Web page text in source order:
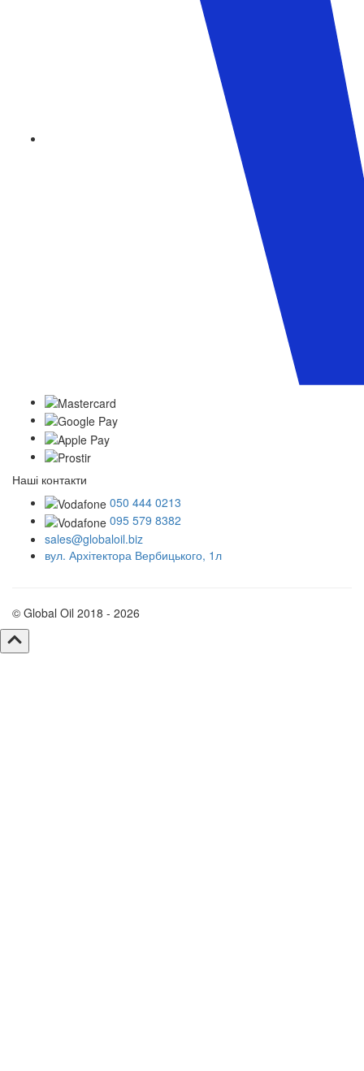
Наші контакти
050 444 0213
095 579 8382
sales@globaloil.biz
вул. Архітектора Вербицького, 1л
© Global Oil 2018 - 2026